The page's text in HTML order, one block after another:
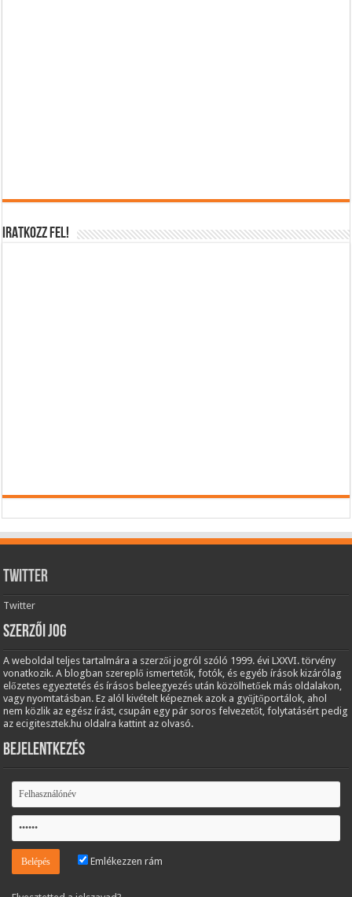
IRATKOZZ FEL!
Twitter
Twitter
Szerzői jog
A weboldal teljes tartalmára a szerzői jogról szóló 1999. évi LXXVI. törvény
vonatkozik. A blogban szereplő ismertetők, fotók, és egyéb írások kizárólag
előzetes egyeztetés és írásos beleegyezés után közölhetőek más oldalakon,
vagy nyomtatásban. Ez alól kivételt képeznek azok a gyűjtőportálok, ahol
nem közlik az egész írást, csupán egy pár soros felvezetőt, folytatásért pedig
az ecigitesztek.hu oldalra kattint az olvasó.
Bejelentkezés
Emlékezzen rám